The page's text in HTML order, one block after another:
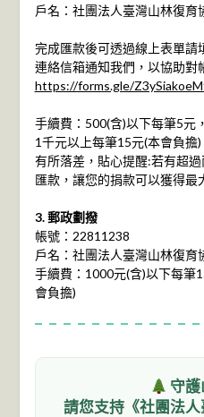
戶名：社團法人臺灣山林復育
完成匯款後可透過線上表單請
連絡信箱通知我們，以協助對
https://forms.gle/
手續費：500(含)以下每筆5元
1千元以上每筆15元(本會負擔
有所落差，貼心提醒:若有超
匯款，讓您的捐款可以獲得最
3. 郵政劃撥
帳號：22811238
戶名：社團法人臺灣山林復育
手續費：1000元(含)以下每筆
會負擔)
守
請您支持《社團法人